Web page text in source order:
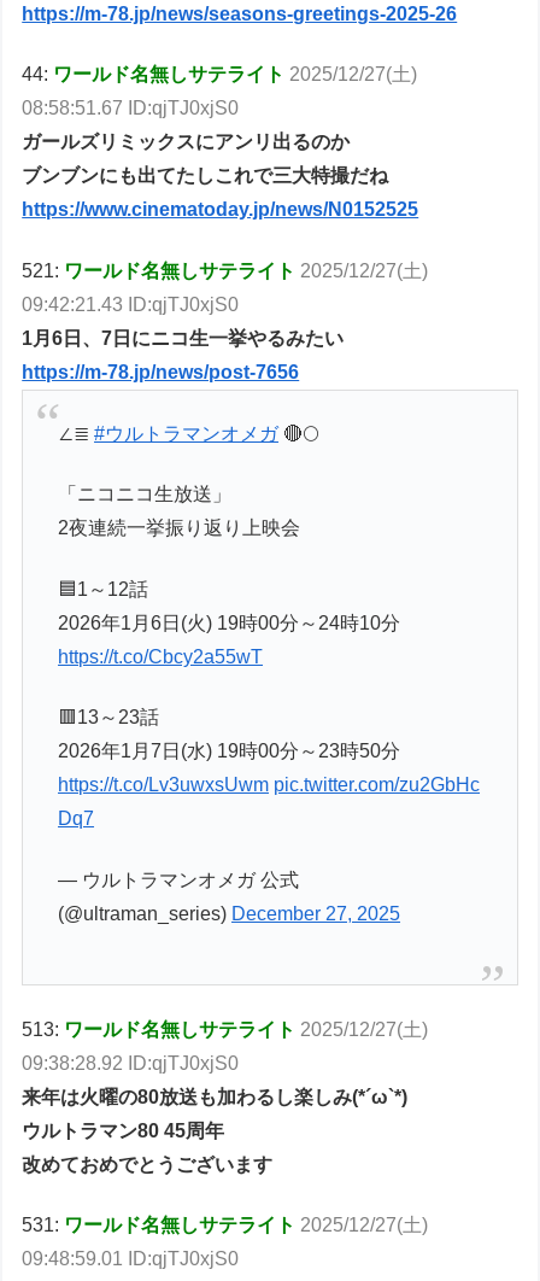
https://m-78.jp/news/seasons-greetings-2025-26
44: ワールド名無しサテライト 2025/12/27(土)
08:58:51.67 ID:qjTJ0xjS0
ガールズリミックスにアンリ出るのか
ブンブンにも出てたしこれで三大特撮だね
https://www.cinematoday.jp/news/N0152525
521: ワールド名無しサテライト 2025/12/27(土)
09:42:21.43 ID:qjTJ0xjS0
1月6日、7日にニコ生一挙やるみたい
https://m-78.jp/news/post-7656
∠≣#ウルトラマンオメガ🔴🌕
「ニコニコ生放送」
2夜連続一挙振り返り上映会
🟦1～12話
2026年1月6日(火) 19時00分～24時10分
https://t.co/Cbcy2a55wT
🟥13～23話
2026年1月7日(水) 19時00分～23時50分
https://t.co/Lv3uwxsUwm pic.twitter.com/zu2GbHc
Dq7
— ウルトラマンオメガ 公式
(@ultraman_series) December 27, 2025
513: ワールド名無しサテライト 2025/12/27(土)
09:38:28.92 ID:qjTJ0xjS0
来年は火曜の80放送も加わるし楽しみ(*´ω`*)
ウルトラマン80 45周年
改めておめでとうございます
531: ワールド名無しサテライト 2025/12/27(土)
09:48:59.01 ID:qjTJ0xjS0